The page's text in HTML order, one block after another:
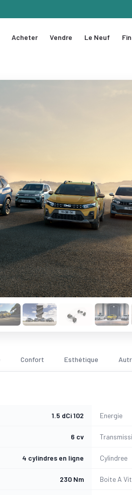
Acheter Vendre Le Neuf
Confort Esthétique
1.5 dCi 102 Energie
6 cv
4 cylindres en ligne Cylindree
230 Nm Boite A